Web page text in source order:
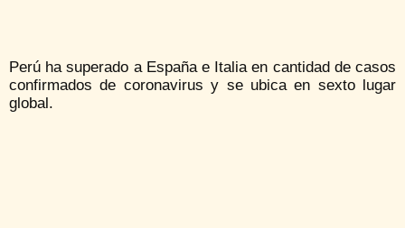
Perú ha superado a España e Italia en cantidad de casos
confirmados de coronavirus y se ubica en sexto lugar
global.